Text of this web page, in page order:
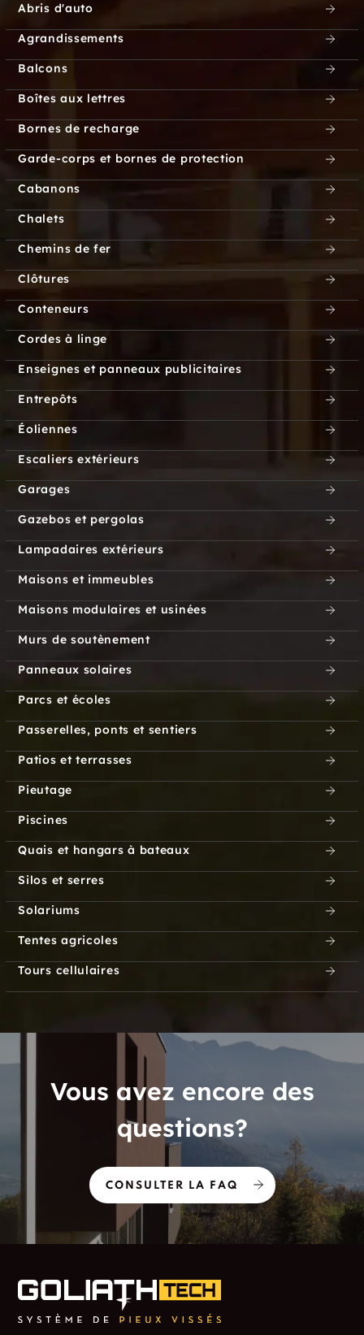
Abris d'auto
Agrandissements
Balcons
Boîtes aux lettres
Bornes de recharge
Garde-corps et bornes de protection
Cabanons
Chalets
Chemins de fer
Clôtures
Conteneurs
Cordes à linge
Enseignes et panneaux publicitaires
Entrepôts
Éoliennes
Escaliers extérieurs
Garages
Gazebos et pergolas
Lampadaires extérieurs
Maisons et immeubles
Maisons modulaires et usinées
Murs de soutènement
Panneaux solaires
Parcs et écoles
Passerelles, ponts et sentiers
Patios et terrasses
Pieutage
Piscines
Quais et hangars à bateaux
Silos et serres
Solariums
Tentes agricoles
Tours cellulaires
Vous avez encore des
questions?
CONSULTER LA FAQ